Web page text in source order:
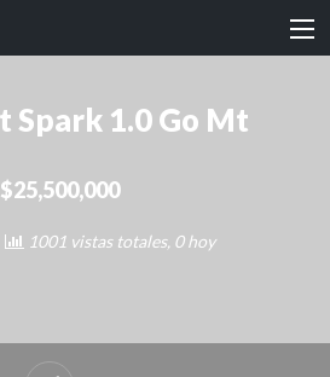
Spark 1.0 Go Mt
$25,500,000
1001 vistas totales, 0 hoy